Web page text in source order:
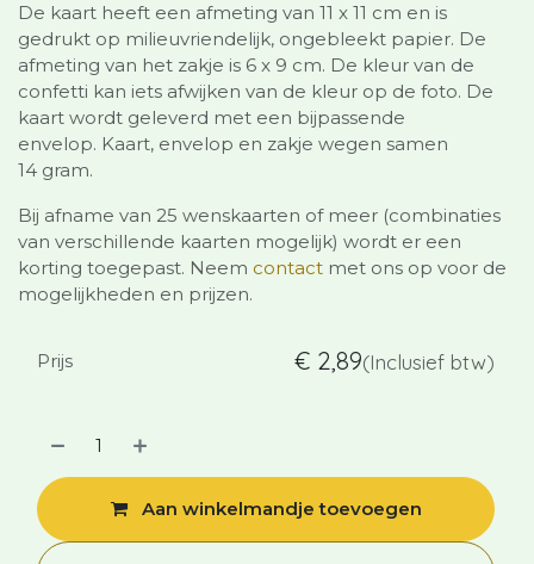
De kaart heeft een afmeting van 11 x 11 cm en is
gedrukt op milieuvriendelijk, ongebleekt papier. De
afmeting van het zakje is 6 x 9 cm. De kleur van de
confetti kan iets afwijken van de kleur op de foto. De
kaart wordt geleverd met een bijpassende
envelop. Kaart, envelop en zakje wegen samen
14 gram.
Bij afname van 25 wenskaarten of meer (combinaties
van verschillende kaarten mogelijk) wordt er een
korting toegepast. Neem contact met ons op voor de
mogelijkheden en prijzen.
Aan winkelmandje toevoegen
Prijs € 2,89(Inclusief btw)